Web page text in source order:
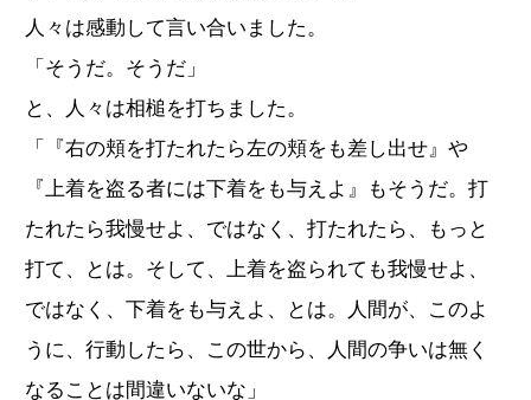
人々は感動して言い合いました。
「そうだ。そうだ」
と、人々は相槌を打ちました。
「『右の頬を打たれたら左の頬をも差し出せ』や
『上着を盗る者には下着をも与えよ』もそうだ。打
たれたら我慢せよ、ではなく、打たれたら、もっと
打て、とは。そして、上着を盗られても我慢せよ、
ではなく、下着をも与えよ、とは。人間が、このよ
うに、行動したら、この世から、人間の争いは無く
なることは間違いないな」